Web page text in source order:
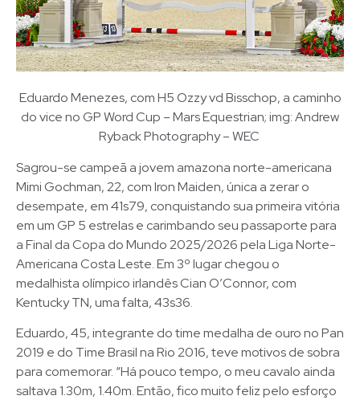
Eduardo Menezes, com H5 Ozzy vd Bisschop, a caminho
do vice no GP Word Cup – Mars Equestrian; img: Andrew
Ryback Photography – WEC
Sagrou-se campeã a jovem amazona norte-americana
Mimi Gochman, 22, com Iron Maiden, única a zerar o
desempate, em 41s79, conquistando sua primeira vitória
em um GP 5 estrelas e carimbando seu passaporte para
a Final da Copa do Mundo 2025/2026 pela Liga Norte-
Americana Costa Leste. Em 3º lugar chegou o
medalhista olímpico irlandês Cian O’Connor, com
Kentucky TN, uma falta, 43s36.
Eduardo, 45, integrante do time medalha de ouro no Pan
2019 e do Time Brasil na Rio 2016, teve motivos de sobra
para comemorar. “Há pouco tempo, o meu cavalo ainda
saltava 1.30m, 1.40m. Então, fico muito feliz pelo esforço